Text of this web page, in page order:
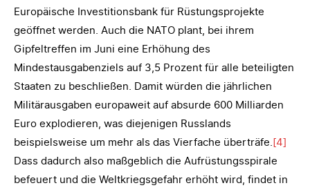
Europäische Investitionsbank für Rüstungsprojekte
geöffnet werden. Auch die NATO plant, bei ihrem
Gipfeltreffen im Juni eine Erhöhung des
Mindestausgabenziels auf 3,5 Prozent für alle beteiligten
Staaten zu beschließen. Damit würden die jährlichen
Militärausgaben europaweit auf absurde 600 Milliarden
Euro explodieren, was diejenigen Russlands
beispielsweise um mehr als das Vierfache überträfe. [4]
Dass dadurch also maßgeblich die Aufrüstungsspirale
befeuert und die Weltkriegsgefahr erhöht wird, findet in